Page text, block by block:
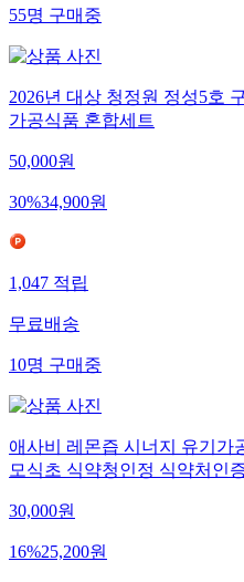
55명 구매중
2026년 대상 청정원 정성5호
가공식품 혼합세트
50,000원
30%34,900원
1,047 적립
무료배송
10명 구매중
애사비 레몬즙 시너지 유기가
모식초 식약청인정 식약처인
30,000원
16%25,200원